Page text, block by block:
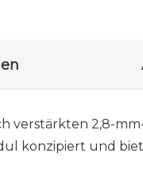
verstärkten 2,8-
konzipiert und